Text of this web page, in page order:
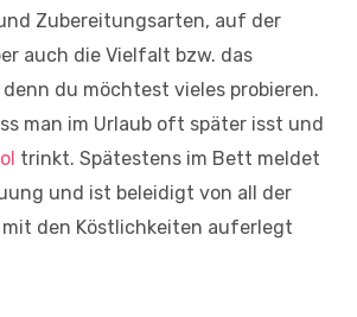
Zubereitungsarten, auf der
auch die Vielfalt bzw. das
du möchtest vieles probieren.
man im Urlaub oft später isst und
trinkt. Spätestens im Bett meldet
und ist beleidigt von all der
den Köstlichkeiten auferlegt